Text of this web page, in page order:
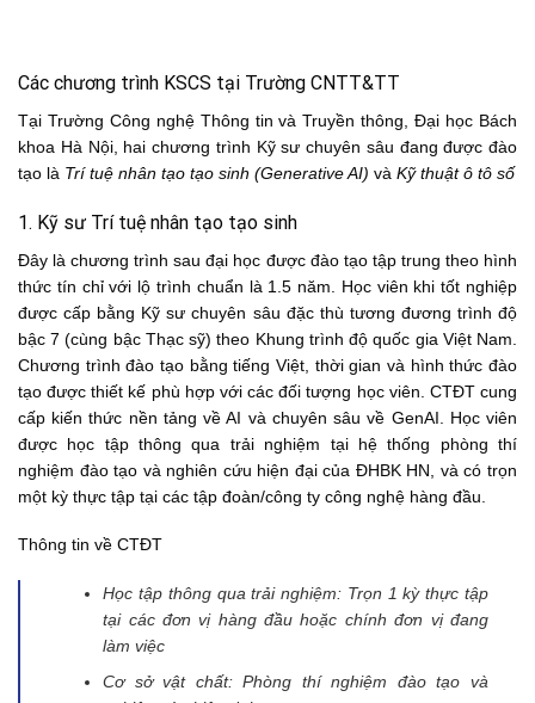
Các chương trình KSCS tại Trường CNTT&TT
Tại Trường Công nghệ Thông tin và Truyền thông, Đại học Bách
khoa Hà Nội, hai chương trình Kỹ sư chuyên sâu đang được đào
tạo là Trí tuệ nhân tạo tạo sinh (Generative AI) và Kỹ thuật ô tô số
1. Kỹ sư Trí tuệ nhân tạo tạo sinh
Đây là chương trình sau đại học được đào tạo tập trung theo hình
thức tín chỉ với lộ trình chuẩn là 1.5 năm. Học viên khi tốt nghiệp
được cấp bằng Kỹ sư chuyên sâu đặc thù tương đương trình độ
bậc 7 (cùng bậc Thạc sỹ) theo Khung trình độ quốc gia Việt Nam.
Chương trình đào tạo bằng tiếng Việt, thời gian và hình thức đào
tạo được thiết kế phù hợp với các đối tượng học viên. CTĐT cung
cấp kiến thức nền tảng về AI và chuyên sâu về GenAI. Học viên
được học tập thông qua trải nghiệm tại hệ thống phòng thí
nghiệm đào tạo và nghiên cứu hiện đại của ĐHBK HN, và có trọn
một kỳ thực tập tại các tập đoàn/công ty công nghệ hàng đầu.
Thông tin về CTĐT
Học tập thông qua trải nghiệm: Trọn 1 kỳ thực tập
tại các đơn vị hàng đầu hoặc chính đơn vị đang
làm việc
Cơ sở vật chất: Phòng thí nghiệm đào tạo và